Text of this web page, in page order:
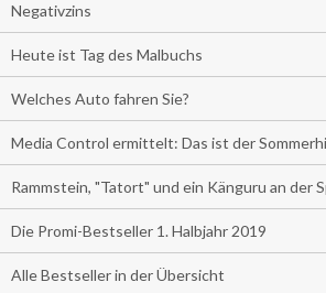
Negativzins
Heute ist Tag des Malbuchs
Welches Auto fahren Sie?
Media Control ermittelt: Das ist der
Rammstein, "Tatort" und ein Känguru an der
Die Promi-Bestseller 1. Halbjahr 2019
Alle Bestseller in der Übersicht